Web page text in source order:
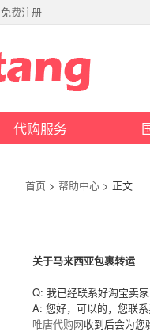
免费注册
代购服务
首页 > 帮助中心 > 正文
关于马来西亚包裹转运
Q: 我已经联系好淘宝卖
A: 您好，可以的，您联系
唯唐代购网收到后会为您